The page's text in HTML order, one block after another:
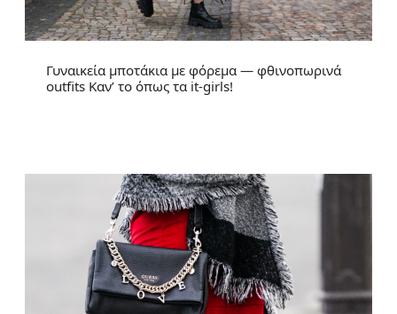
Γυναικεία μποτάκια με φόρεμα — φθινοπωρινά
outfits Καν’ το όπως τα it-girls!